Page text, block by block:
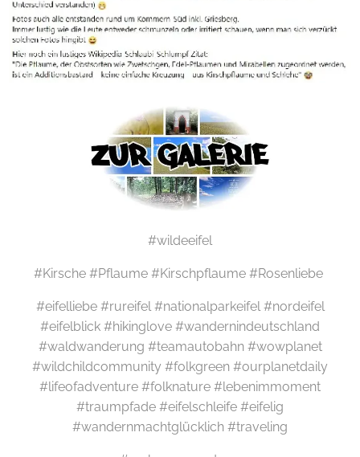
#wildeeifel
#Kirsche #Pflaume #Kirschpflaume #Rosenliebe
#eifelliebe #rureifel #nationalparkeifel #nordeifel
#eifelblick #hikinglove #wandernindeutschland
#waldwanderung #teamautobahn #wowplanet
#wildchildcommunity #folkgreen #ourplanetdaily
#lifeofadventure #folknature #lebenimmoment
#traumpfade #eifelschleife #eifelig
#wandernmachtglücklich #traveling